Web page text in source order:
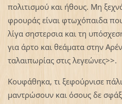
πολιτισμού και ήθους. Μη
φρουράς είναι φτωχόπαιδα
λίγα σηστερσια και τη
για άρτο και θεάματα στην
ταλαιπωρίας στις λεγεώνες>>.
Κουφάθηκα, τι ξεφούρνισε
μαντρώσουν και όσους δε